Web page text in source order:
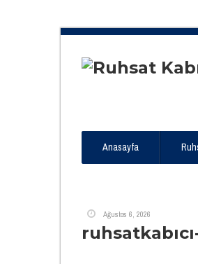
Anasayfa
Ağustos 6, 2026